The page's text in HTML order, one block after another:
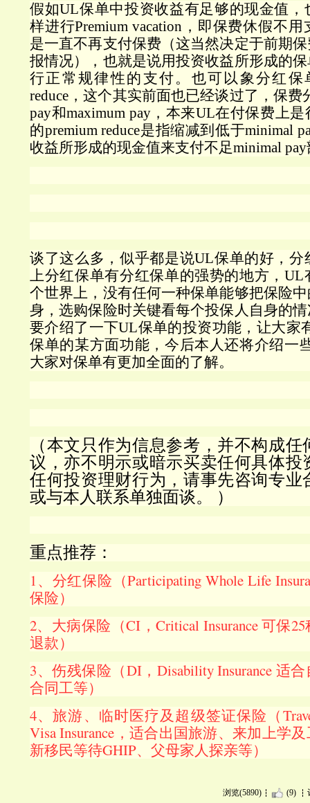
假如UL保单中投资收益有足够的现金值
样进行Premium vacation ，即保费休假不
是一直不再支付保费（这当然决定于前期
报情况），也就是说用投资收益所形成的
行正常规律性的支付。也可以象分红保
reduce ，这个其实前面也已经谈过了，保费
pay和maximum pay，本来UL在付保费上是
的premium reduce是指缩减到低于minimal
收益所形成的现金值来支付不足minimal pay
谈了这么多，似乎都是说UL保单的好，分
上分红保单有分红保单的强势的地方，UL
个世界上，没有任何一种保单能够把保险
身，选购保险时关键看每个投保人自身的
要介绍了一下UL保单的投资功能，让大家
保单的某方面功能，今后本人还将介绍一
大家对保单有更加全面的了解。
（本文只作为信息参考，并不构成
议，亦不明示或暗示买卖任何具体投
任何投资理财行为，请事先咨询专业
或与本人联系单独面谈。 ）
重点推荐：
1、分红保险（Participating Whole Life
保险）
2、 大病保险（CI，Critical Insurance 可保
退款）
3、伤残保险（DI，Disability Insurance 适
合同工等）
4、旅游、临时医疗及超级签证保险（Travel
Visa Insurance，适合出国旅游、来加上学
新移民等待GHIP、父母家人探亲等）
浏览(5890) (9)